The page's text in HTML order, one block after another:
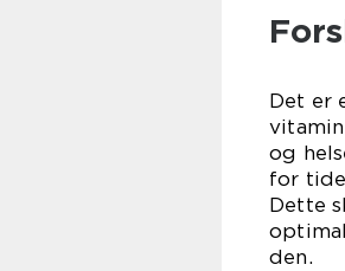
Det er
og
for
Dette
den.